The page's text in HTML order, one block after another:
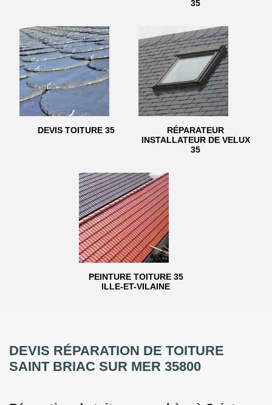
35
DEVIS TOITURE 35
RÉPARATEUR
INSTALLATEUR DE VELUX
35
PEINTURE TOITURE 35
ILLE-ET-VILAINE
DEVIS RÉPARATION DE TOITURE
SAINT BRIAC SUR MER 35800